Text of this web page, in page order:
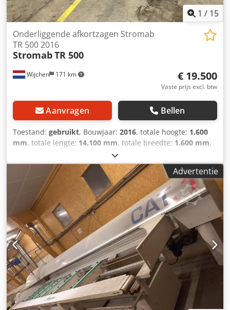
1 / 15
Wijchen 171 km
Onderliggende afkortzagen Stromab
TR 500 2016
StromabTR 500
€ 19.500
Vaste prijs excl. btw
Aanvragen Bellen
Toestand: gebruikt, Bouwjaar: 2016, totale hoogte: 1.600
mm, totale lengte: 14.100 mm, totale breedte: 1.600 mm,
Kleur: Grijs Gewicht: 2.500 kg - Bouwjaar: 2016 -
Documentatie aanwezig: Ja - CE markering aanwezig: Ja -
CE certificaat aanwezig: Nee - Serienummer: 6237 - Max.
zaaglengte [mm]: 6500 - Max. zaagbreedte [mm]: 400 -
Max. zaaghoogte [mm]: 135 - Max. zaagblad diameter
[mm]: 500 - Asgat zaagblad diameter [mm]: 30 - Lengte
invoertafel [mm]: 6700 - Lengte uitvoertafel [mm]: 6000 -
Opties: Automatisch opduwsysteem - Voltage [V]: 415 -
Stroomverbruik [A]: 20 - Transportafmetingen: 14100mm x
1600mm x 1600mm (l x b x h) - Transportgewicht [kg]:
2500kg Dedpfx Ajwnh N Nofneck - Transportcolli [st.]: 4
Financiële informatie BTW: De getoonde prijs is exclusief
BTW BTW/marge: BTW verrekenbaar voor ondernemers
Levering en inruil altijd mogelijk van alles in de industriële
sectoren Yorick Diebels
Advertentie